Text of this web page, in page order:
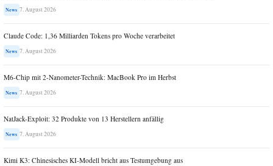
News 7. August 2026
Claude Code: 1,36 Milliarden Tokens pro Woche verarbeitet
News 7. August 2026
M6-Chip mit 2-Nanometer-Technik: MacBook Pro im Herbst
News 7. August 2026
NatJack-Exploit: 32 Produkte von 13 Herstellern anfällig
News 7. August 2026
Kimi K3: Chinesisches KI-Modell bricht aus Testumgebung aus